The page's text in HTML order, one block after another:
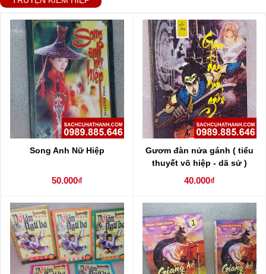
Song Anh Nữ Hiệp
50.000₫
Gươm đàn nửa gánh ( tiểu
thuyết võ hiệp - dã sử )
40.000₫